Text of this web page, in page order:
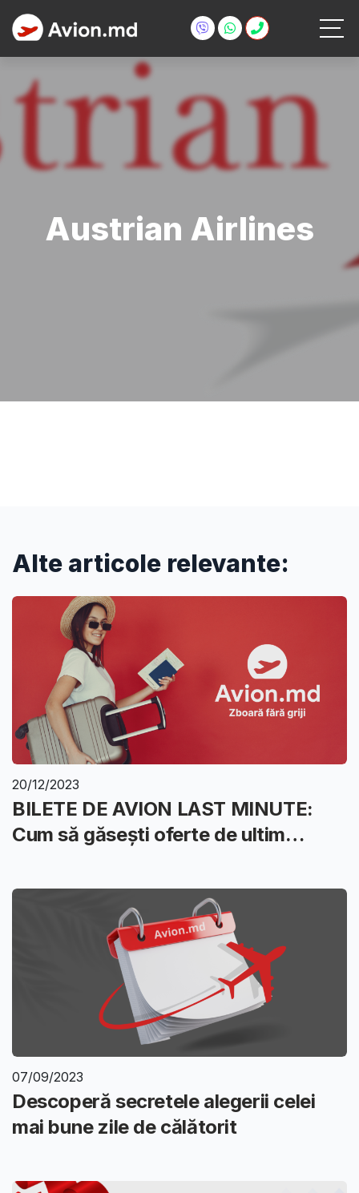
Austrian Airlines
Alte articole relevante:
20/12/2023
BILETE DE AVION LAST MINUTE:
Cum să găsești oferte de ultim
07/09/2023
Descoperă secretele alegerii celei
mai bune zile de călătorit